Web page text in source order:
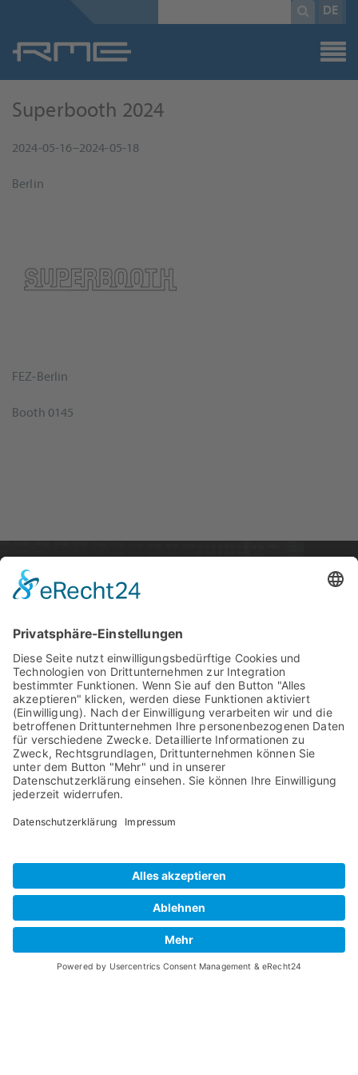
DE
Superbooth 2024
2024-05-16–2024-05-18
Berlin
FEZ-Berlin
Booth 0145
STARTSEITE
News
Artists
Unternehmen
Produktvergleich
PRODUKTE
PCI / PCI Express
Interfaces
Wandler
MADI
Mic Preamps
RME Zubehör
Software
Distributoren
RME Forum
Knowledge Base
Media Material
Ehemalige
Downloads
Handbücher
Impressum
Nutzungsbedingungen
Datenschutz